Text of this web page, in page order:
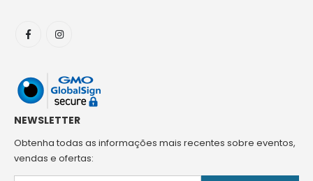
NEWSLETTER
Obtenha todas as informações mais recentes sobre eventos,
vendas e ofertas: